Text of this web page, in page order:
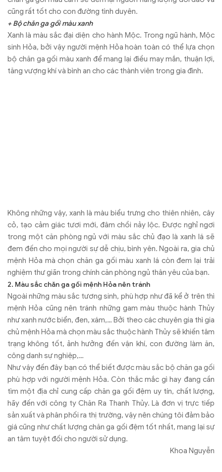
như xanh nước biển, đen, xám,… Bởi theo các chuyên gia thì gia
chủ mệnh Hỏa mà chọn màu sắc thuộc hành Thủy sẽ khiến tâm
trạng không tốt, ảnh hưởng đến vận khí, con đường làm ăn,
công danh sự nghiệp,…
Như vậy đến đây bạn có thể biết được màu sắc bộ chăn ga gối
phù hợp với người mệnh Hỏa. Còn thắc mắc gì hay đang cần
tìm một địa chỉ cung cấp chăn ga gối đệm uy tín, chất lượng,
hãy đến với công ty Chăn Ra Thanh Thủy. Là đơn vị trực tiếp
sản xuất và phân phối ra thị trường, vậy nên chúng tôi đảm bảo
giá cũng như chất lượng chăn ga gối đệm tốt nhất, mang lại sự
an tâm tuyệt đối cho người sử dụng.
Khoa Nguyễn
0 ★★★★★
Based on 0 ratings